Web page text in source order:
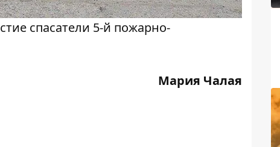
спасатели 5-й пожарно-
Мария Чалая